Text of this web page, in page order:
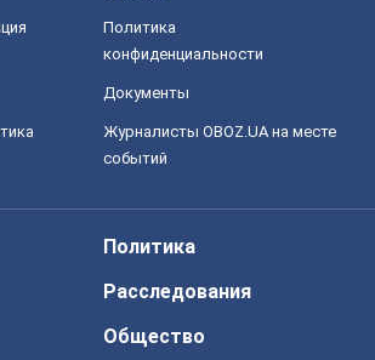
Политика
конфиденциальности
Документы
Журналисты OBOZ.UA на месте
событий
Политика
Расследования
Общество